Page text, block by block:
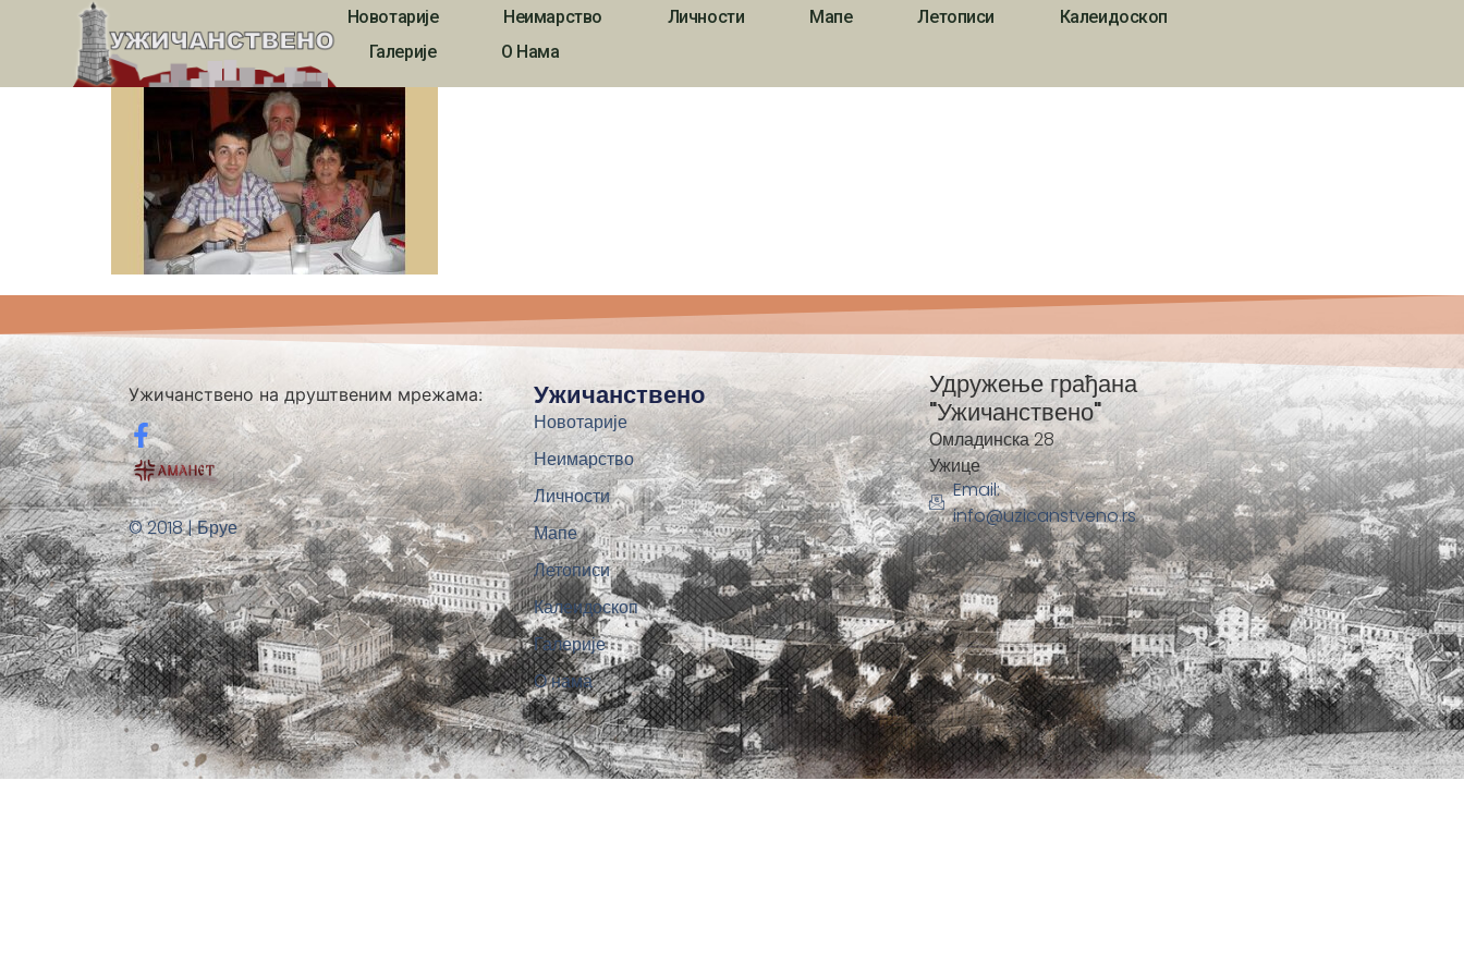
Новотарије Неимарство Личности Мапе Летописи
Калеидоскоп
Галерије
О Нама
3053
Ужичанствено на друштвеним мрежама:
© 2018 | Бруе
Ужичанствено
Новотарије
Неимарство
Личности
Мапе
Летописи
Калеидоскоп
Галерије
О нама
Удружење грађана
"Ужичанствено"
Омладинска 28
Ужице
Email:
info@uzicanstveno.rs